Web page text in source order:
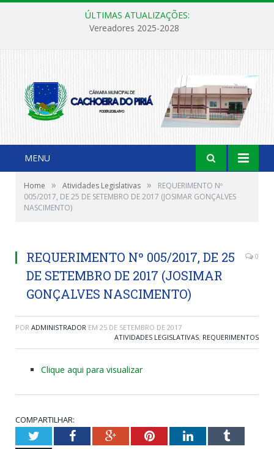
ÚLTIMAS ATUALIZAÇÕES:
Vereadores 2025-2028
MENU
Home » Atividades Legislativas »
REQUERIMENTO Nº
005/2017, DE 25 DE SETEMBRO DE 2017 (JOSIMAR GONÇALVES
NASCIMENTO)
REQUERIMENTO Nº 005/2017, DE 25
DE SETEMBRO DE 2017 (JOSIMAR
GONÇALVES NASCIMENTO)
0
POR ADMINISTRADOR EM 25 DE SETEMBRO DE 2017
ATIVIDADES LEGISLATIVAS, REQUERIMENTOS
Clique aqui para visualizar
COMPARTILHAR:
TwitterFacebookGoogle+PinterestLinkedInTumblr